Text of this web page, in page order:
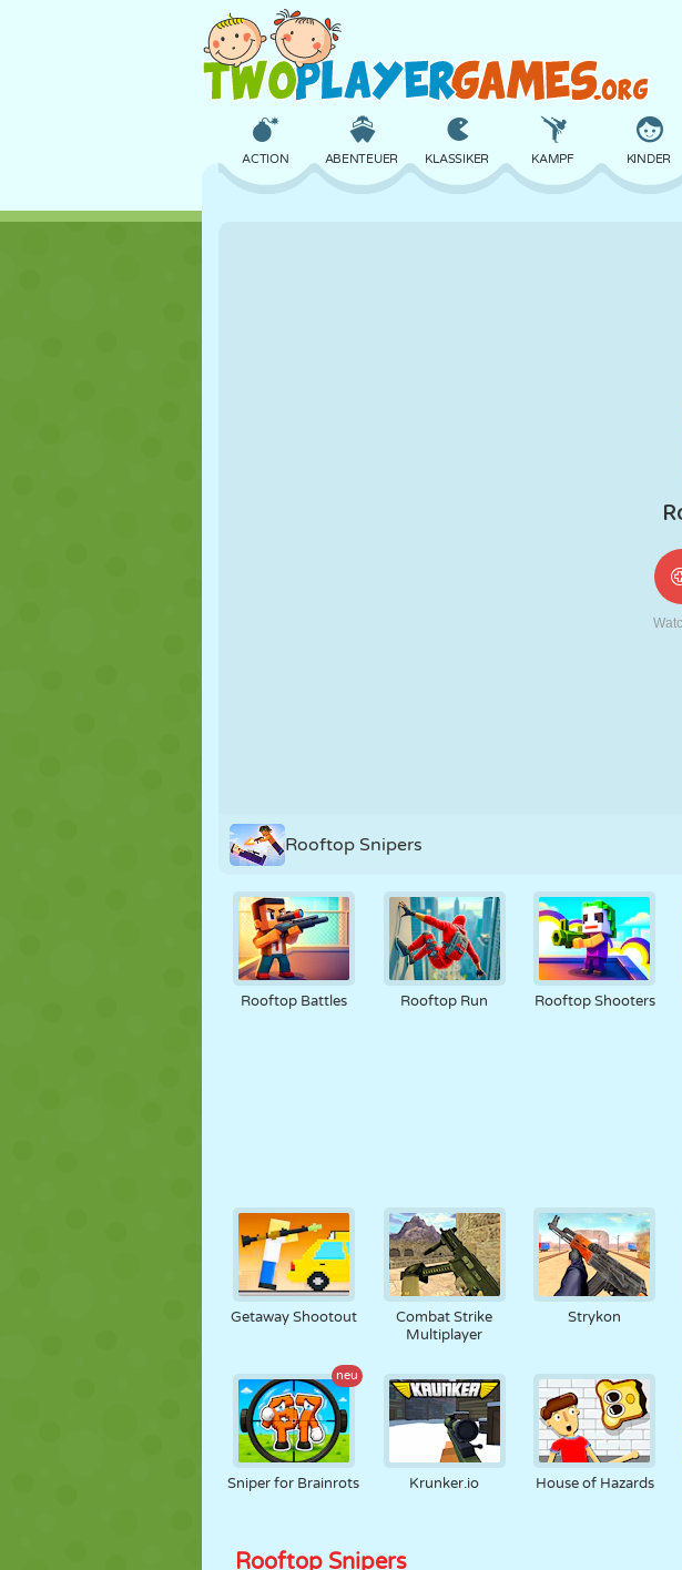
ACTION ABENTEUER KLASSIKER KAMPF KINDER
ROBOTER
Rooftop Snipers
Rooftop Battles Rooftop Run Rooftop Shooters
Getaway Shootout
Combat Strike
Multiplayer
Strykon
neu
Sniper for Brainrots Krunker.io House of Hazards
Rooftop Snipers